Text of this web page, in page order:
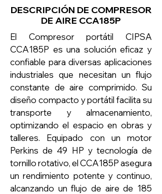
DESCRIPCIÓN DE COMPRESOR
DE AIRE CCA185P
El Compresor portátil CIPSA
CCA185P es una solución eficaz y
confiable para diversas aplicaciones
industriales que necesitan un flujo
constante de aire comprimido. Su
diseño compacto y portátil facilita su
transporte y almacenamiento,
optimizando el espacio en obras y
talleres. Equipado con un motor
Perkins de 49 HP y tecnología de
tornillo rotativo, el CCA185P asegura
un rendimiento potente y continuo,
alcanzando un flujo de aire de 185